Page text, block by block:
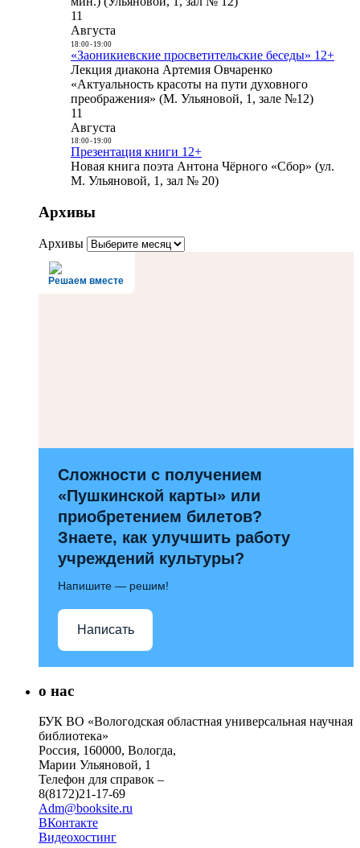
11
Августа
18:00- 19:00
«Заоникиевские просветительские беседы» 12+
Лекция диакона Артемия Овчаренко
«Актуальность красоты на пути духовного
преображения» (М. Ульяновой, 1, зале №12)
11
Августа
18:00- 19:00
Презентация книги 12+
Новая книга поэта Антона Чёрного «Сбор» (ул.
М. Ульяновой, 1, зал № 20)
Архивы
Архивы
Решаем вместе
Сложности с получением
«Пушкинской карты» или
приобретением билетов?
Знаете, как улучшить работу
учреждений культуры?
Напишите — решим!
Написать
о нас
БУК ВО «Вологодская областная универсальная научная
библиотека»
Россия, 160000, Вологда,
Марии Ульяновой, 1
Телефон для справок –
8(8172)21-17-69
Adm@booksite.ru
ВКонтакте
Видеохостинг